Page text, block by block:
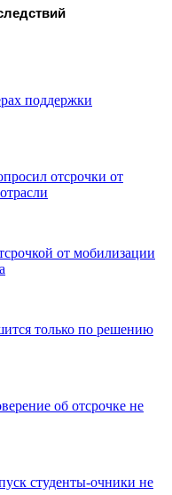
поддержки
отсрочки от
от мобилизации
только по решению
об отсрочке не
студенты-очники не